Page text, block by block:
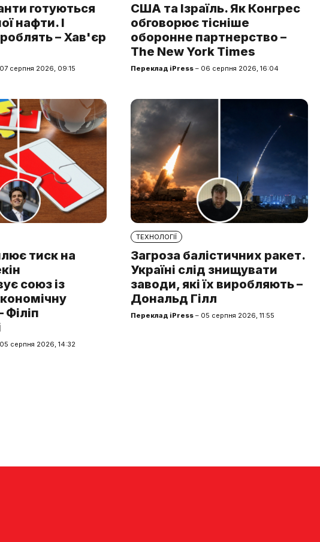
готуються
нафти. І
– Хав'єр
серпня 2026, 09:15
США та Ізраїль. Як Конгрес
обговорює тісніше
оборонне партнерство –
The New York Times
Переклад iPress – 06 серпня 2026, 16:04
тиск на
союз із
Філіп
серпня 2026, 14:32
ТЕХНОЛОГІЇ
Загроза балістичних ракет.
Україні слід знищувати
заводи, які їх виробляють –
Дональд Гілл
Переклад iPress – 05 серпня 2026, 11:55